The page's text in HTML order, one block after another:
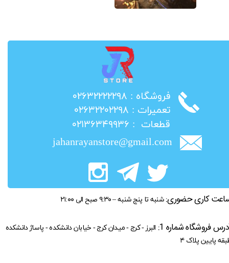
​فروشگاه : ۰۲۶۳۲۲۲۲۲۹۸
​تعمیرات : ۰۲۶۳۲۲۰۲۲۹۸
​قطعات : ۰۲۱۳۶۳۴۹۹۳۶
jahanrayanstore@gmail.com
کاری حضوری: شنبه تا پنج شنبه – ۹:۳۰ صبح الی ۲۱:۰۰
فروشگاه شماره 1:
البرز - کرج - میدان کرج - خیابان دانشکده - پاساژ دانشکده
پایین پلاک ۴